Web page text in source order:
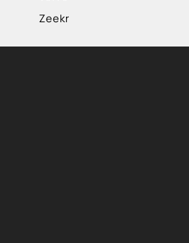
Zeekr